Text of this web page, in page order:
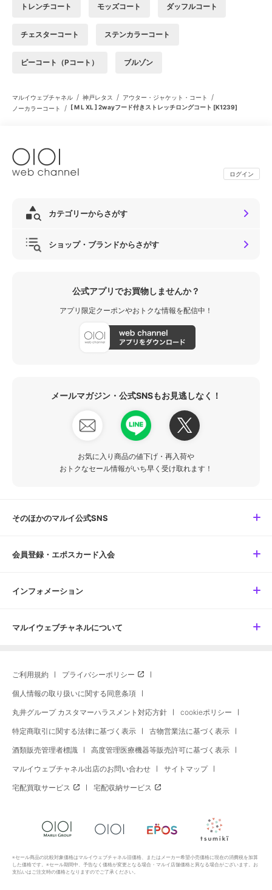
トレンチコート モッズコート ダッフルコート
チェスターコート ステンカラーコート
ピーコート（Pコート） ブルゾン
マルイウェブチャネル / 神戸レタス / アウター・ジャケット・コート /
ノーカラーコート / [ M L XL ] 2wayフード付きストレッチロングコート [K1239]
ログイン
カテゴリーからさがす
ショップ・ブランドからさがす
公式アプリでお買物しませんか？
アプリ限定クーポンやおトクな情報を配信中！
メールマガジン・公式SNSもお見逃しなく！
お気に入り商品の値下げ・再入荷や
おトクなセール情報がいち早く受け取れます！
そのほかのマルイ公式SNS
会員登録・エポスカード入会
インフォメーション
マルイウェブチャネルについて
ご利用規約 プライバシーポリシー
個人情報の取り扱いに関する同意条項
丸井グループ カスタマーハラスメント対応方針 cookieポリシー
特定商取引に関する法律に基づく表示 古物営業法に基づく表示
酒類販売管理者標識 高度管理医療機器等販売許可に基づく表示
マルイウェブチャネル出店のお問い合わせ サイトマップ
宅配買取サービス 宅配収納サービス
※セール商品の比較対象価格はマルイウェブチャネル旧価格、またはメーカー希望小売価格に現在の消費税を加算
した価格です。※セール期間中、予告なく価格が変更となる場合・マルイ店舗価格と異なる場合がございます。お
支払いはご注文時の価格となりますのでご了承ください。